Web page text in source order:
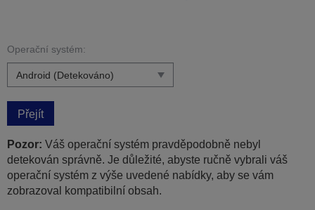
Operační systém:
Přejít
Pozor: Váš operační systém pravděpodobně nebyl
detekován správně. Je důležité, abyste ručně vybrali váš
operační systém z výše uvedené nabídky, aby se vám
zobrazoval kompatibilní obsah.